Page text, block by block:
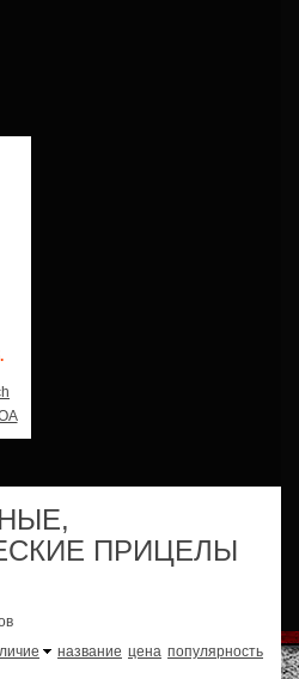
ПРИЦЕЛЫ
название цена популярность